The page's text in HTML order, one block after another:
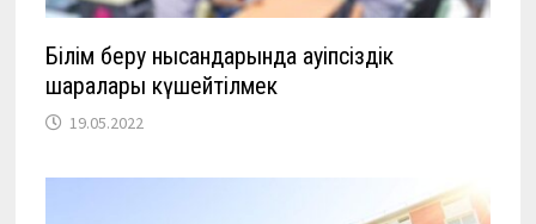
Білім беру нысандарында қауіпсіздік
шаралары күшейтілмек
19.05.2022